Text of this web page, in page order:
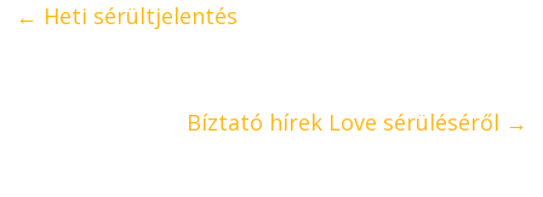
← Heti sérültjelentés
Bíztató hírek Love sérüléséről →